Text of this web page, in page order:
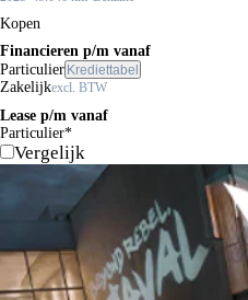
Kopen
Financieren p/m vanaf
Particulier Krediettabel
Zakelijkexcl. BTW
Lease p/m vanaf
Particulier*
Vergelijk